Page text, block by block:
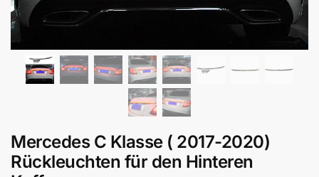
Mercedes C Klasse ( 2017-2020)
Rückleuchten für den Hinteren